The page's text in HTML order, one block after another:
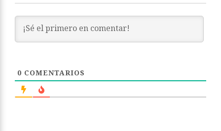
0 COMENTARIOS